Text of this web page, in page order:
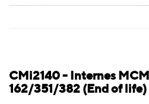
CMi2140 - Internes
162/351/382 (End of life)